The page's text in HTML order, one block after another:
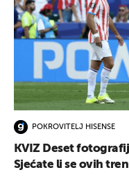
POKROVITELJ HISENSE
KVIZ Deset
Sjećate li se ovih